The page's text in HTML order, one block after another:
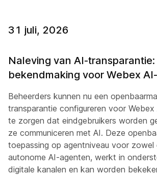
31 juli, 2026
Naleving van AI-
bekendmaking voor Webex
Beheerders kunnen nu een
transparantie configureren voor
te zorgen dat eindgebruikers worden
ze communiceren met AI. Deze
toepassing op agentniveau voor zowel
autonome AI-agenten, werkt in
digitale kanalen en kan worden